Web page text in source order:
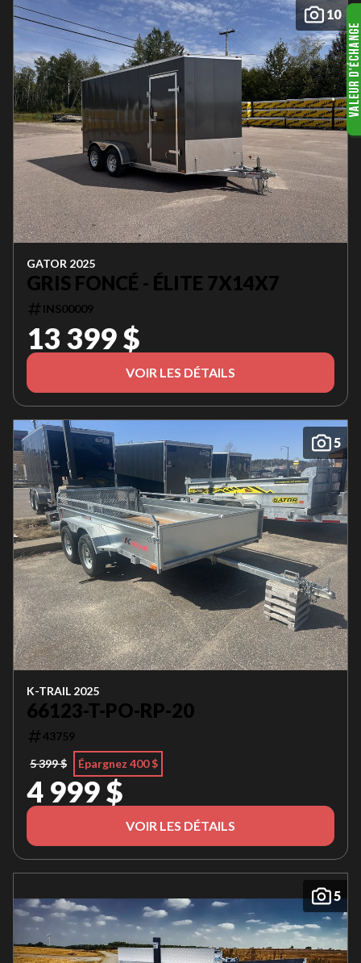
10
GATOR 2025
GRIS FONCÉ - ÉLITE 7X14X7
INS00009
13 399 $
VOIR LES DÉTAILS
5
K-TRAIL 2025
66123-T-PO-RP-20
43759
5 399 $
Épargnez 400 $
4 999 $
VOIR LES DÉTAILS
5